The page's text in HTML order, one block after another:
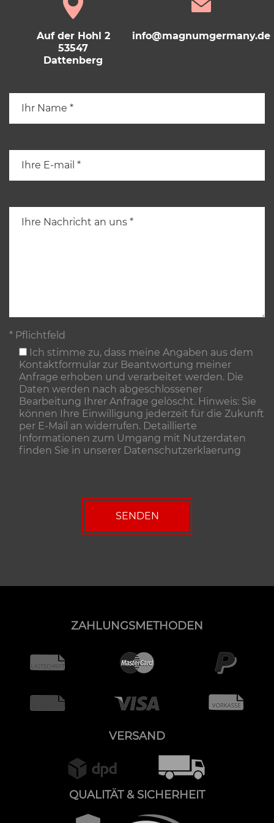
Auf der Hohl 2
53547
Dattenberg
info@magnumgermany.de
* Pflichtfeld
Ich stimme zu, dass meine Angaben aus dem
Kontaktformular zur Beantwortung meiner
Anfrage erhoben und verarbeitet werden. Die
Daten werden nach abgeschlossener
Bearbeitung Ihrer Anfrage gelöscht. Hinweis: Sie
können Ihre Einwilligung jederzeit für die Zukunft
per E-Mail an widerrufen. Detaillierte
Informationen zum Umgang mit Nutzerdaten
finden Sie in unserer Datenschutzerklaerung
ZAHLUNGSMETHODEN
VERSAND
QUALITÄT & SICHERHEIT